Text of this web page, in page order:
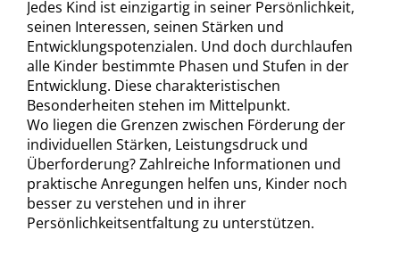
Jedes Kind ist einzigartig in seiner Persönlichkeit,
seinen Interessen, seinen Stärken und
Entwicklungspotenzialen. Und doch durchlaufen
alle Kinder bestimmte Phasen und Stufen in der
Entwicklung. Diese charakteristischen
Besonderheiten stehen im Mittelpunkt.
Wo liegen die Grenzen zwischen Förderung der
individuellen Stärken, Leistungsdruck und
Überforderung? Zahlreiche Informationen und
praktische Anregungen helfen uns, Kinder noch
besser zu verstehen und in ihrer
Persönlichkeitsentfaltung zu unterstützen.